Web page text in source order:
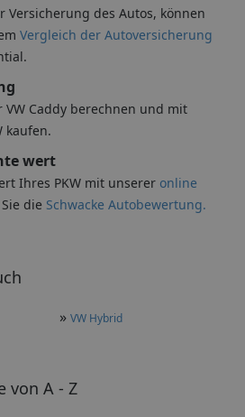
» VW Hybrid
von A - Z
Versicherung des Autos, können
Vergleich der Autoversicherung
VW Caddy berechnen und mit
kaufen.
wert
Ihres PKW mit unserer online
die Schwacke Autobewertung.